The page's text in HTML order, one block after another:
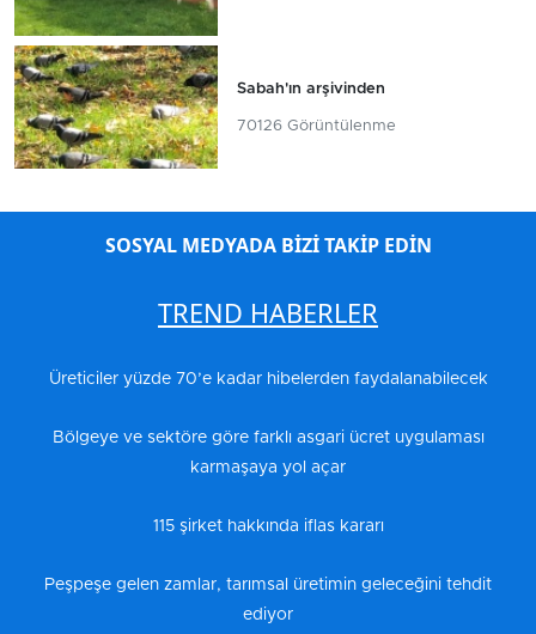
Sabah'ın arşivinden
70126 Görüntülenme
SOSYAL MEDYADA BİZİ TAKİP EDİN
TREND HABERLER
Üreticiler yüzde 70’e kadar hibelerden faydalanabilecek
Bölgeye ve sektöre göre farklı asgari ücret uygulaması
karmaşaya yol açar
115 şirket hakkında iflas kararı
Peşpeşe gelen zamlar, tarımsal üretimin geleceğini tehdit
ediyor